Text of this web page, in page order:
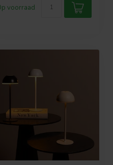
voorraad